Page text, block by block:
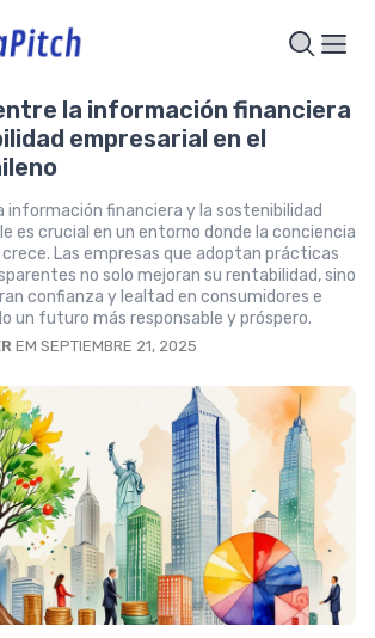
la información financiera
empresarial en el
información financiera y la sostenibilidad
es crucial en un entorno donde la conciencia
Las empresas que adoptan prácticas
no solo mejoran su rentabilidad, sino
confianza y lealtad en consumidores e
un futuro más responsable y próspero.
EM SEPTIEMBRE 21, 2025